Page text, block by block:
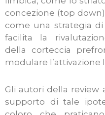
concezione (top
come una strategia
facilita la
della corteccia
modulare l’attivazione
Gli autori della review
supporto di tale